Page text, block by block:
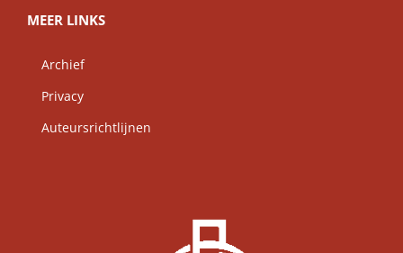
MEER LINKS
Archief
Privacy
Auteursrichtlijnen